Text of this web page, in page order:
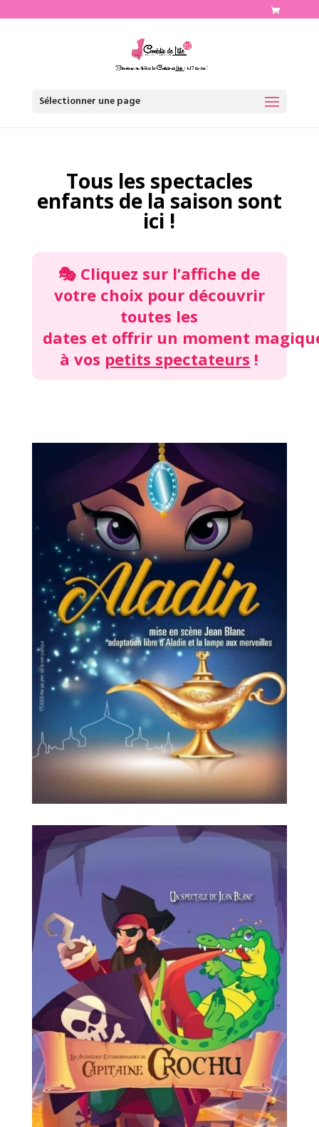
Sélectionner une page
Tous les spectacles
enfants de la saison sont
ici !
🎭 Cliquez sur l’affiche de
votre choix pour découvrir
toutes les
dates et offrir un moment
à vos petits spectateurs !